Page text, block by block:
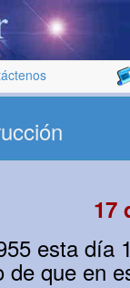
17
esta día
que en